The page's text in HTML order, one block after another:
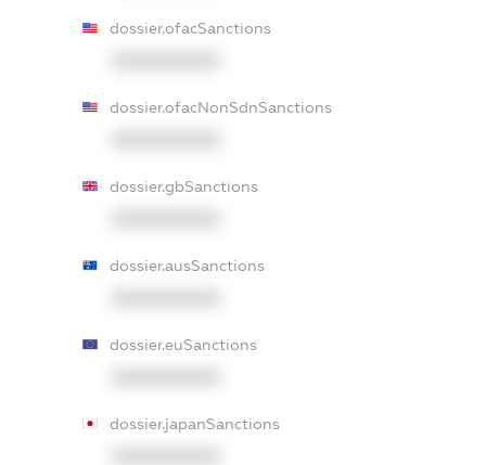
dossier.ofacSanctions
dossier.ofacNonSdnSanctions
dossier.gbSanctions
dossier.ausSanctions
dossier.euSanctions
dossier.japanSanctions